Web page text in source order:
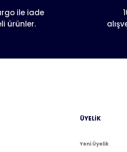
bulunuyor.
daha pahalı.
ile iade
ürünler.
ÜYELİK
Yeni Üyelik